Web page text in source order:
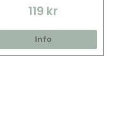
119 kr
Info